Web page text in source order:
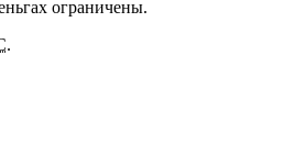
ограничены.
.